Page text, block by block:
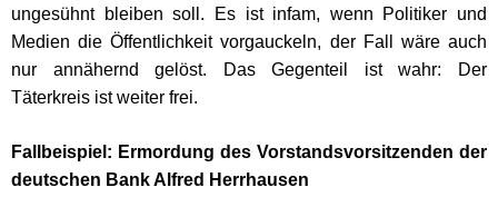
ungesühnt bleiben soll. Es ist infam, wenn Politiker und
Medien die Öffentlichkeit vorgauckeln, der Fall wäre auch
nur annähernd gelöst. Das Gegenteil ist wahr: Der
Täterkreis ist weiter frei.
Fallbeispiel: Ermordung des Vorstandsvorsitzenden der
deutschen Bank Alfred Herrhausen